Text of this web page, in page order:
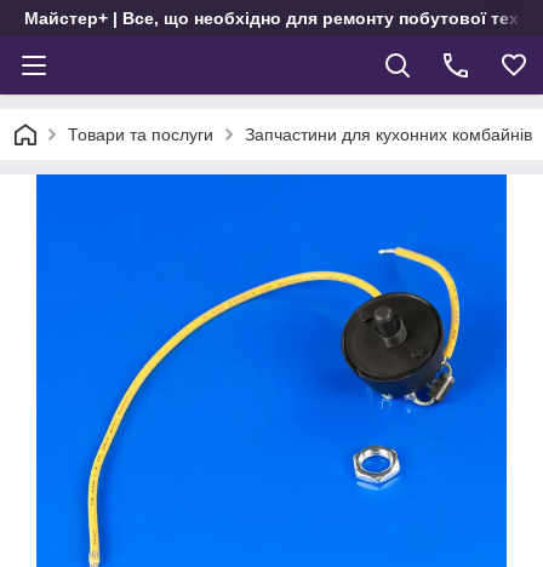
Майстер+ | Все, що необхідно для ремонту побутової
Товари та послуги Запчастини для кухонних комбайнів